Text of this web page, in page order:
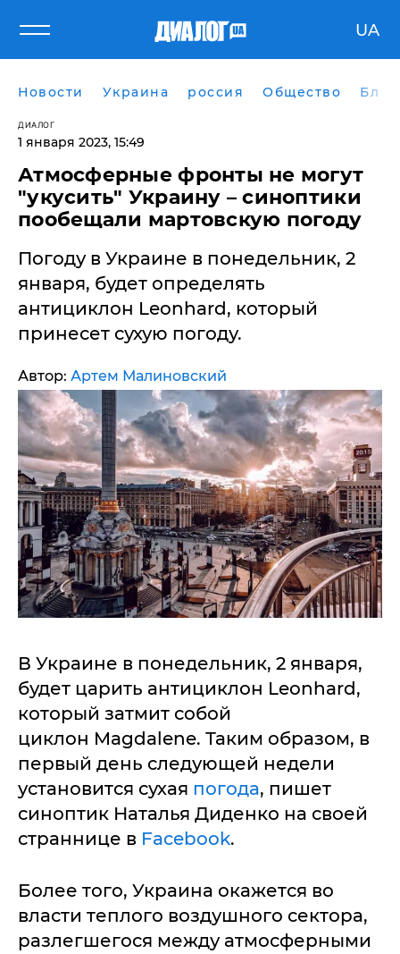
UA
Новости Украина россия Общество
ДИАЛОГ
1 января 2023, 15:49
Атмосферные фронты не могут
"укусить" Украину – синоптики
пообещали мартовскую погоду
Погоду в Украине в понедельник, 2
января, будет определять
антициклон Leonhard, который
принесет сухую погоду.
Автор: Артем Малиновский
В Украине в понедельник, 2 января,
будет царить антициклон Leonhard,
который затмит собой
циклон Magdalene. Таким образом, в
первый день следующей недели
установится сухая погода, пишет
синоптик Наталья Диденко на своей
страннице в Facebook.
Более того, Украина окажется во
власти теплого воздушного сектора,
разлегшегося между атмосферными